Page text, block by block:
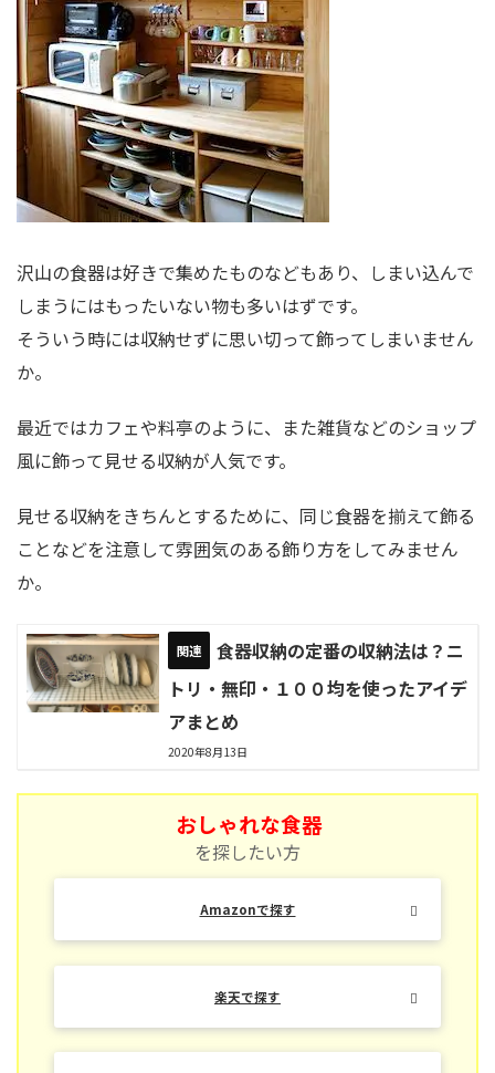
沢山の食器は好きで集めたものなどもあり、しまい込んで
しまうにはもったいない物も多いはずです。
そういう時には収納せずに思い切って飾ってしまいません
か。
最近ではカフェや料亭のように、また雑貨などのショップ
風に飾って見せる収納が人気です。
見せる収納をきちんとするために、同じ食器を揃えて飾る
ことなどを注意して雰囲気のある飾り方をしてみません
か。
食器収納の定番の収納法は？ニ
トリ・無印・１００均を使ったアイデ
アまとめ
2020年8月13日
おしゃれな食器
を探したい方
Amazonで探す
楽天で探す